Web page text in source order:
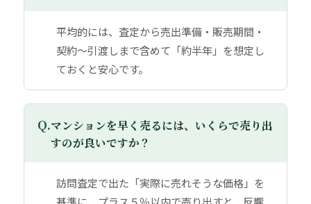
平均的には、査定から売出準備・販売期間・
契約〜引渡しまで含めて「約半年」を想定し
ておくと安心です。
Q.マンションを早く売るには、いくらで売り出
すのが良いですか？
訪問査定で出た「実際に売れそうな価格」を